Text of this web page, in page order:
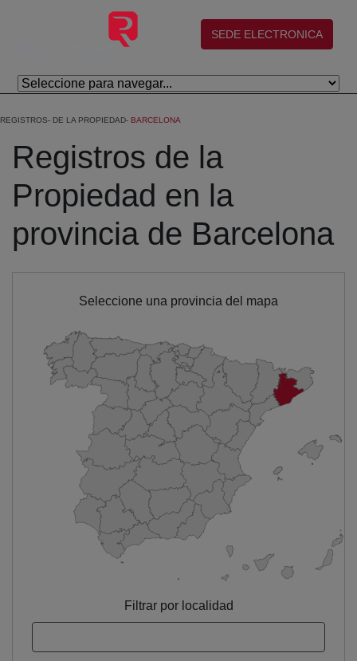
Eduki nagusira joan
(abre en nueva ventana)
SEDE ELECTRONICA
REGISTROS DE LA PROPIEDAD BARCELONA
Registros de la
Propiedad en la
provincia de Barcelona
Seleccione una provincia del mapa
Filtrar por localidad